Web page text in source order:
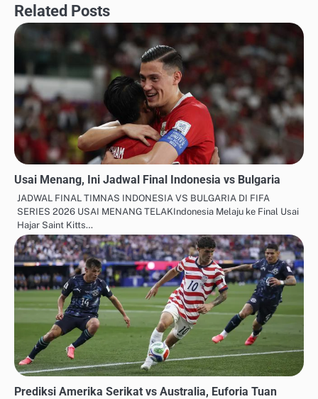
Related Posts
Usai Menang, Ini Jadwal Final Indonesia vs Bulgaria
JADWAL FINAL TIMNAS INDONESIA VS BULGARIA DI FIFA
SERIES 2026 USAI MENANG TELAKIndonesia Melaju ke Final Usai
Hajar Saint Kitts…
Prediksi Amerika Serikat vs Australia, Euforia Tuan